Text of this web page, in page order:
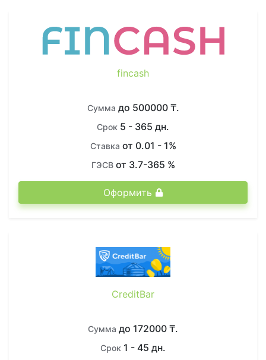
fincash
Сумма до 500000 ₸.
Срок 5 - 365 дн.
Ставка от 0.01 - 1%
ГЭСВот 3.7-365 %
Оформить
CreditBar
Сумма до 172000 ₸.
Срок 1 - 45 дн.